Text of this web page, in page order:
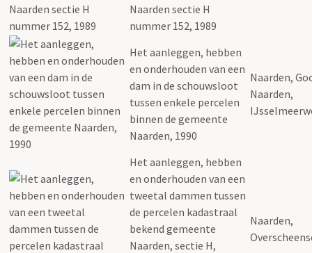
Naarden sectie H
nummer 152, 1989
Het aanleggen, hebben
en onderhouden van een
dam in de schouwsloot
tussen enkele percelen
binnen de gemeente
Naarden, 1990
Naarden,
Naarden,
Het aanleggen, hebben
en onderhouden van een
tweetal dammen tussen
de percelen kadastraal
bekend gemeente
Naarden, sectie H,
Naarden,